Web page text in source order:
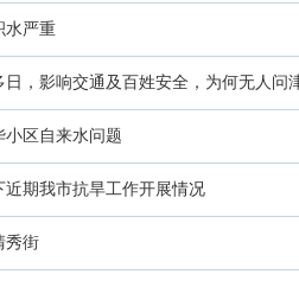
水严重
日，影响交通及百姓安全，为何无人问
小区自来水问题
近期我市抗旱工作开展情况
秀街